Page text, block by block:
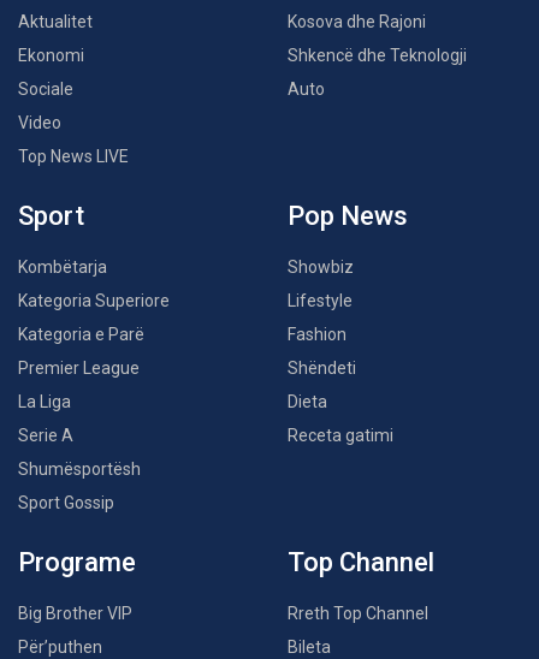
Aktualitet
Ekonomi
Sociale
Video
Top News LIVE
Kosova dhe Rajoni
Shkencë dhe Teknologji
Auto
Sport
Kombëtarja
Kategoria Superiore
Kategoria e Parë
Premier League
La Liga
Serie A
Shumësportësh
Sport Gossip
Pop News
Showbiz
Lifestyle
Fashion
Shëndeti
Dieta
Receta gatimi
Programe
Big Brother VIP
Për’puthen
Top Channel
Rreth Top Channel
Bileta